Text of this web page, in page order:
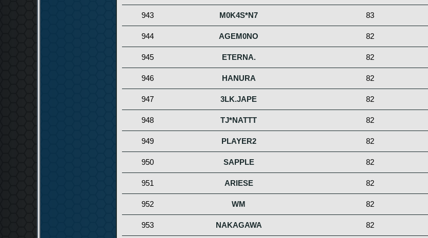
943 M0K4S*N7 83
944 AGEM0NO 82
945 ETERNA. 82
946 HANURA 82
947 3LK.JAPE 82
948 TJ*NATTT 82
949 PLAYER2 82
950 SAPPLE 82
951 ARIESE 82
952 WM 82
953 NAKAGAWA 82